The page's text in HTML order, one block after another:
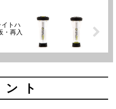
イトハ
・再入
ント